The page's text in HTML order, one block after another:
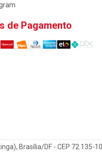
de Pagamento
Brasília/DF - CEP 72.135-